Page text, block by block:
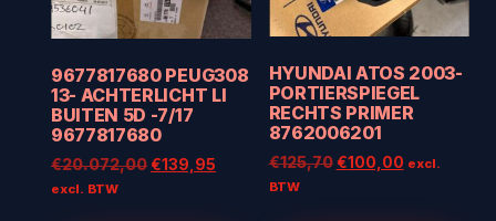
9677817680 PEUG308
13- ACHTERLICHT LI
BUITEN 5D -7/17
9677817680
€20.072,00Oorspronkelijke
€139,95 Huidige
excl. BTW
HYUNDAI ATOS 2003-
PORTIERSPIEGEL
RECHTS PRIMER
8762006201
€125,70 Oorspronkelijke
€100,00Huidige
excl.
BTW